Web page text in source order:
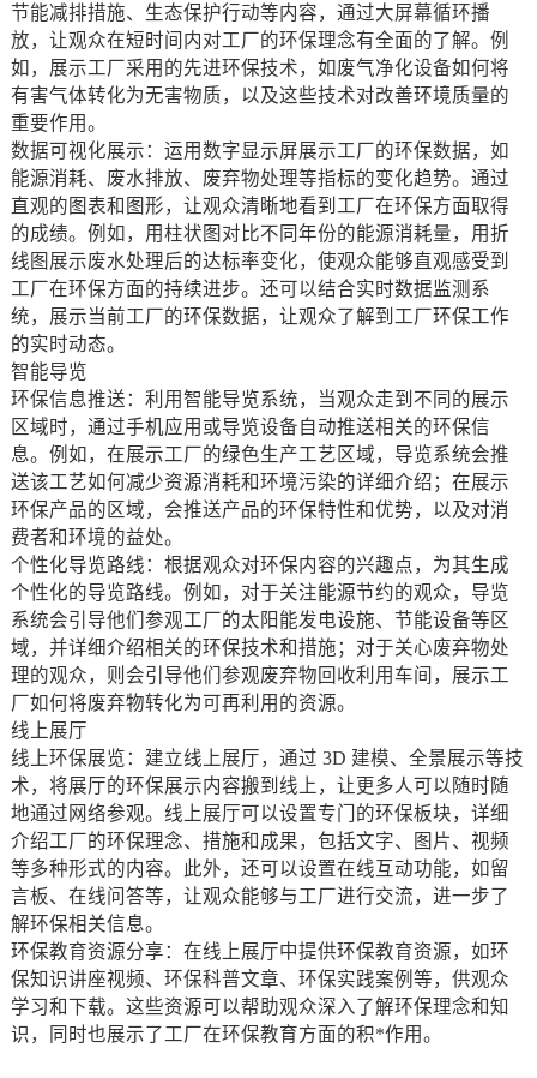
节能减排措施、生态保护行动等内容，通过大屏幕循环播
放，让观众在短时间内对工厂的环保理念有全面的了解。例
如，展示工厂采用的先进环保技术，如废气净化设备如何将
有害气体转化为无害物质，以及这些技术对改善环境质量的
重要作用。
数据可视化展示：运用数字显示屏展示工厂的环保数据，如
能源消耗、废水排放、废弃物处理等指标的变化趋势。通过
直观的图表和图形，让观众清晰地看到工厂在环保方面取得
的成绩。例如，用柱状图对比不同年份的能源消耗量，用折
线图展示废水处理后的达标率变化，使观众能够直观感受到
工厂在环保方面的持续进步。还可以结合实时数据监测系
统，展示当前工厂的环保数据，让观众了解到工厂环保工作
的实时动态。
智能导览
环保信息推送：利用智能导览系统，当观众走到不同的展示
区域时，通过手机应用或导览设备自动推送相关的环保信
息。例如，在展示工厂的绿色生产工艺区域，导览系统会推
送该工艺如何减少资源消耗和环境污染的详细介绍；在展示
环保产品的区域，会推送产品的环保特性和优势，以及对消
费者和环境的益处。
个性化导览路线：根据观众对环保内容的兴趣点，为其生成
个性化的导览路线。例如，对于关注能源节约的观众，导览
系统会引导他们参观工厂的太阳能发电设施、节能设备等区
域，并详细介绍相关的环保技术和措施；对于关心废弃物处
理的观众，则会引导他们参观废弃物回收利用车间，展示工
厂如何将废弃物转化为可再利用的资源。
线上展厅
线上环保展览：建立线上展厅，通过 3D 建模、全景展示等技
术，将展厅的环保展示内容搬到线上，让更多人可以随时随
地通过网络参观。线上展厅可以设置专门的环保板块，详细
介绍工厂的环保理念、措施和成果，包括文字、图片、视频
等多种形式的内容。此外，还可以设置在线互动功能，如留
言板、在线问答等，让观众能够与工厂进行交流，进一步了
解环保相关信息。
环保教育资源分享：在线上展厅中提供环保教育资源，如环
保知识讲座视频、环保科普文章、环保实践案例等，供观众
学习和下载。这些资源可以帮助观众深入了解环保理念和知
识，同时也展示了工厂在环保教育方面的积*作用。